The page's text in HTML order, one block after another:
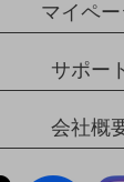
マイペー
サポー
会社概